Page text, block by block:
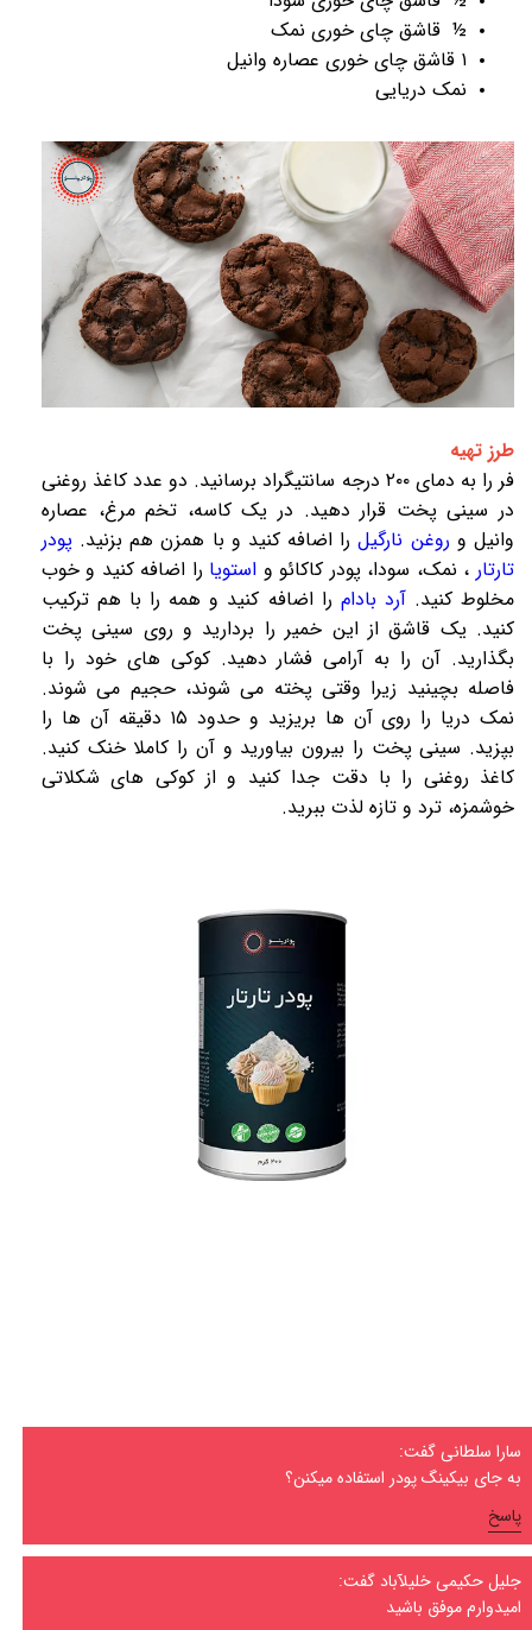
½ قاشق چای خوری نمک
۱ قاشق چای خوری عصاره وانیل
نمک دریایی
طرز تهیه
فر را به دمای ۲۰۰ درجه سانتیگراد برسانید. دو عدد کاغذ روغنی
در سینی پخت قرار دهید. در یک کاسه، تخم مرغ، عصاره
وانیل و روغن نارگیلرا اضافه کنید و با همزن هم بزنید. پودر
تارتار ، نمک، سودا، پودر کاکائو و استویا را اضافه کنید و خوب
مخلوط کنید.آرد بادام را اضافه کنید و همه را با هم ترکیب
کنید. یک قاشق از این خمیر را بردارید و روی سینی پخت
بگذارید. آن را به آرامی فشار دهید. کوکی های خود را با
فاصله بچینید زیرا وقتی پخته می شوند، حجیم می شوند.
نمک دریا
را روی آن ها بریزید و حدود ۱۵ دقیقه آن ها را
بپزید. سینی پخت را بیرون بیاورید و آن را کاملا خنک کنید.
کاغذ روغنی را با دقت جدا کنید و از کوکی های شکلاتی
خوشمزه، ترد و تازه لذت ببرید.
سارا سلطانی گفت:
به جای بیکینگ پودر استفاده میکنن؟
پاسخ
جلیل حکیمی خلیلآباد گفت:
امیدوارم موفق باشید